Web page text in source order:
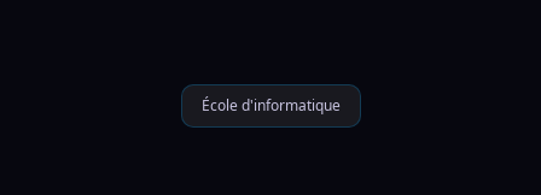
École d'informatique